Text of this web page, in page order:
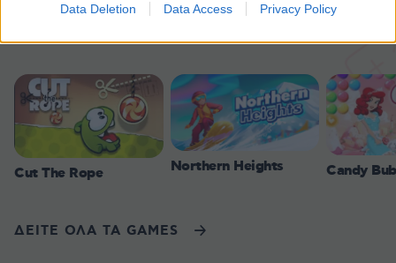
Data Deletion Data Access Privacy Policy
Games
Cut The Rope Northern Heights Candy
ΔΕΙΤΕ ΟΛΑ ΤΑ GAMES